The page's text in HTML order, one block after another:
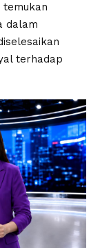
temukan
dalam
terhadap